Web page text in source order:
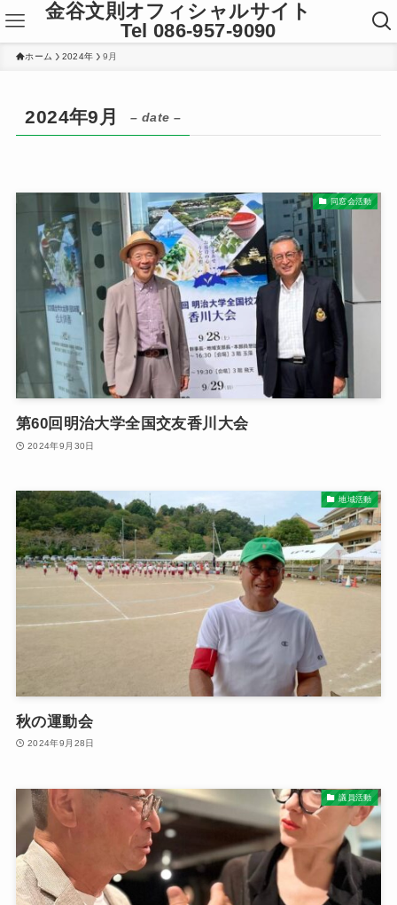
金谷文則オフィシャルサイト
Tel 086-957-9090
ホーム 2024年 9月
2024年9月 – date –
同窓会活動
第60回明治大学全国交友香川大会
2024年9月30日
地域活動
秋の運動会
2024年9月28日
議員活動